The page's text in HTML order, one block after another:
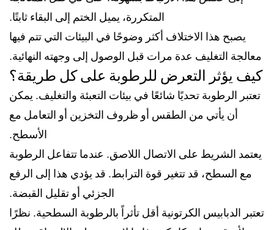
المتكررة، يميل الختم إلى البقاء ثابتًا.
يصبح هذا الاختلاف أكثر وضوحًا في البيئات التي تتم فيها
معالجة التغليف عدة مرات قبل الوصول إلى وجهته النهائية.
كيف يؤثر التعرض للرطوبة على كل طريقة؟
تعتبر الرطوبة تحديًا شائعًا في بيئات التعبئة والتغليف. يمكن
أن يأتي من الطقس أو ظروف التخزين أو التعامل مع
الأسطح.
يعتمد الشريط على الاتصال اللاصق. عندما تتفاعل الرطوبة
مع السطح، قد تتغير قوة الترابط. قد يؤدي هذا إلى الرفع
الجزئي أو تقليل القبضة.
تعتبر الدبابيس الكرتونية أقل تأثراً بالرطوبة السطحية. نظرًا